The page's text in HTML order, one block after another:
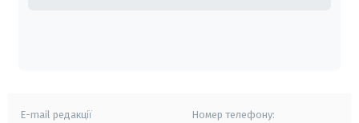
E-mail редакції Номер телефону: